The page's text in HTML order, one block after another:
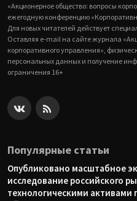
«Акционерное общество: вопросы
ежегодную конференцию
Для новых читателей действует
Оставляя e-mail на сайте журнала
корпоративного управления»,
персональных данных и получение
ограничения 16+
Популярные статьи
Опубликовано масштабное
исследование российского
технологическими активами